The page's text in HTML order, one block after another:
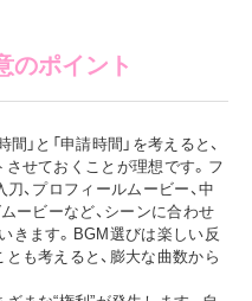
のポイント
」と「申請時間」を考えると、
せておくことが理想です。フ
刀、プロフィールムービー、中
ムービーなど、シーンに合わせ
きます。BGM選びは楽しい反
も考えると、膨大な曲数から